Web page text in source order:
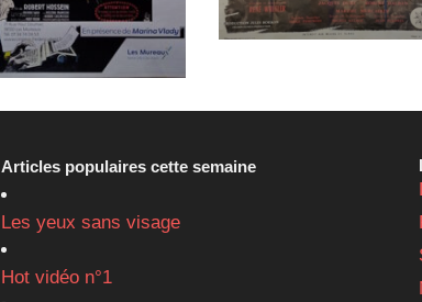
Articles populaires cette semaine
Les yeux sans visage
Hot vidéo n°1